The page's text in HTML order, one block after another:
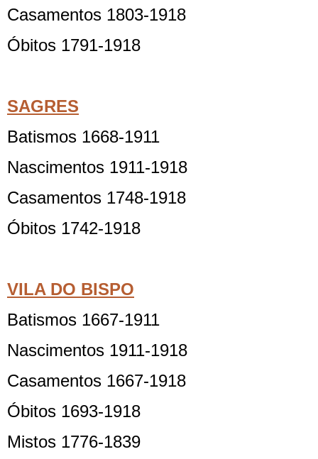
Casamentos 1803-1918
Óbitos 1791-1918
SAGRES
Batismos 1668-1911
Nascimentos 1911-1918
Casamentos 1748-1918
Óbitos 1742-1918
VILA DO BISPO
Batismos 1667-1911
Nascimentos 1911-1918
Casamentos 1667-1918
Óbitos 1693-1918
Mistos 1776-1839